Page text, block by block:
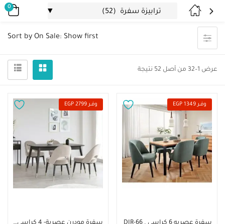
0
عرض 1–32 من أصل 52 نتيجة
Sort by On Sale: Show first
وفــر 1349 EGP وفــر 2799 EGP